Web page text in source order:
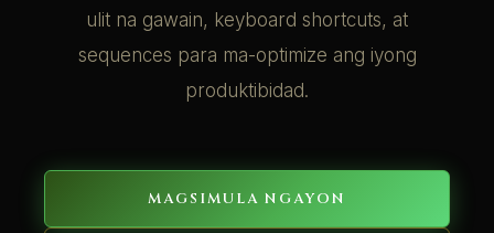
ulit na gawain, keyboard shortcuts, at
sequences para ma-optimize ang iyong
produktibidad.
MAGSIMULA NGAYON